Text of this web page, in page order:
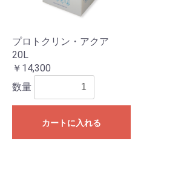
プロトクリン・アクア
20L
￥14,300
数量
カートに入れる